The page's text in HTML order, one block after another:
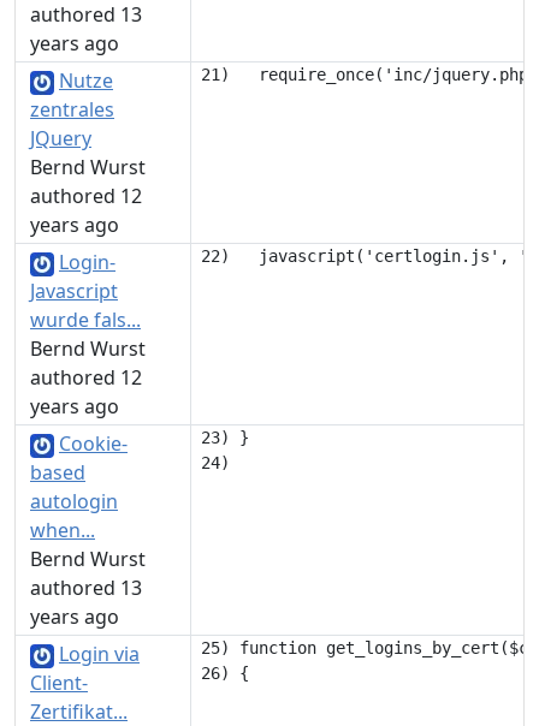
authored 13
years ago
Nutze
zentrales
JQuery
Bernd Wurst
authored 12
years ago
Login-
Javascript
wurde fals...
Bernd Wurst
authored 12
years ago
Cookie-
based
autologin
when...
Bernd Wurst
authored 13
years ago
23) }
Login via
Client-
Zertifikat...
25) function